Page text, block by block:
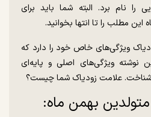
را نام برد. البته شما باید برای
این مطلب را تا انتها بخوانید.
ویژگی‌های خاص خود را دارد که
نوشته ویژگی‌های اصلی و پایه‌ای
شناخت.علامت زودیاک شما چیست؟
بهمن ماه: